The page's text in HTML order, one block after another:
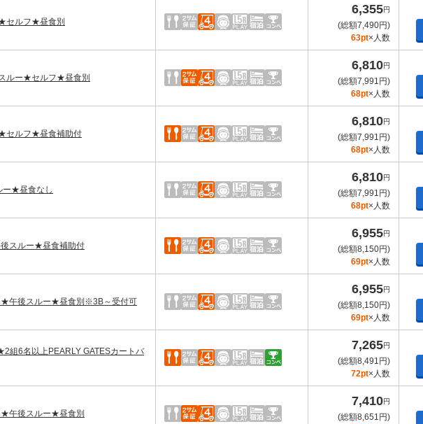
セルフ★昼食別
6,355円
(総額7,490円)
63pt×人数
ルー★セルフ★昼食別
6,810円
(総額7,991円)
68pt×人数
セルフ★昼食補助付
6,810円
(総額7,991円)
68pt×人数
★昼食なし
6,810円
(総額7,991円)
68pt×人数
スルー★昼食補助付
6,955円
(総額8,150円)
69pt×人数
★午後スルー★昼食別※3B～受付可
6,955円
(総額8,150円)
69pt×人数
組6名以上PEARLY GATESカートバ
7,265円
(総額8,491円)
72pt×人数
★午後スルー★昼食別
7,410円
(総額8,651円)